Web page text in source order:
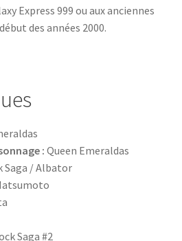
Express 999 ou aux anciennes
des années 2000.
: Queen Emeraldas
Saga / Albator
Saga #2